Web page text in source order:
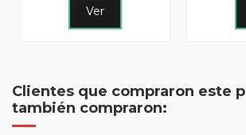
Ver
Clientes que compraron este
también compraron: